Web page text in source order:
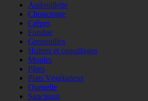
Andouillette
Choucroute
Crêpes
Fondue
Grenouilles
Huitres et coquillages
Moules
Pâtes
Plats Végétariens
Quenelle
Saucisson